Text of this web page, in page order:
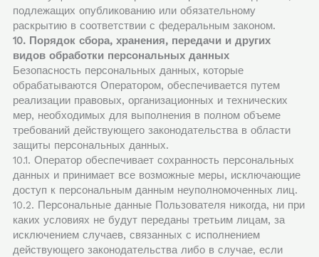
подлежащих опубликованию или обязательному
раскрытию в соответствии с федеральным законом.
10. Порядок сбора, хранения, передачи и других
видов обработки персональных данных
Безопасность персональных данных, которые
обрабатываются Оператором, обеспечивается путем
реализации правовых, организационных и технических
мер, необходимых для выполнения в полном объеме
требований действующего законодательства в области
защиты персональных данных.
10.1. Оператор обеспечивает сохранность персональных
данных и принимает все возможные меры, исключающие
доступ к персональным данным неуполномоченных лиц.
10.2. Персональные данные Пользователя никогда, ни при
каких условиях не будут переданы третьим лицам, за
исключением случаев, связанных с исполнением
действующего законодательства либо в случае, если